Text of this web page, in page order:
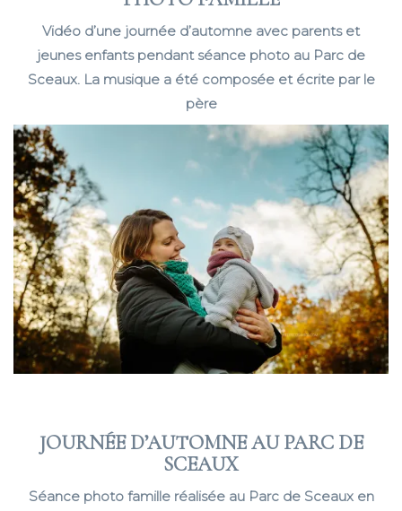
Vidéo d’une journée d’automne avec parents et
jeunes enfants pendant séance photo au Parc de
Sceaux. La musique a été composée et écrite par le
père
JOURNÉE D’AUTOMNE AU PARC DE
SCEAUX
Séance photo famille réalisée au Parc de Sceaux en